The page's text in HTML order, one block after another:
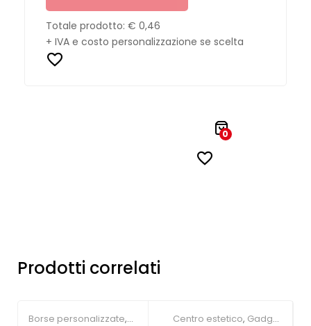
Totale prodotto: € 0,46
+ IVA e costo personalizzazione se scelta
0
Prodotti correlati
Borse personalizzate,
Centro estetico, Gadget